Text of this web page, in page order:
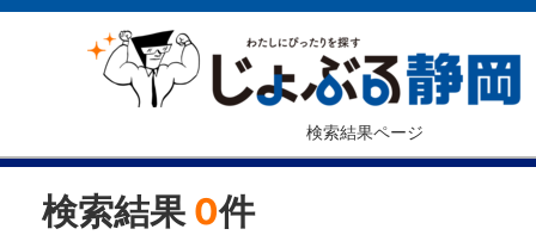
検索結果ページ
検索結果 0件